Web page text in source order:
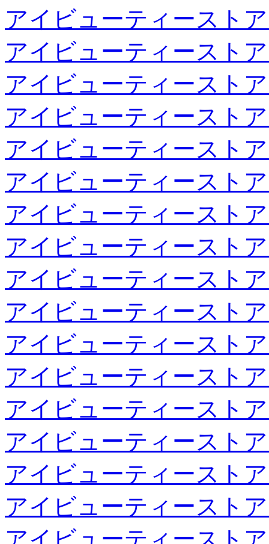
アイビューティースト
アイビューティースト
アイビューティースト
アイビューティースト
アイビューティースト
アイビューティースト
アイビューティースト
アイビューティースト
アイビューティースト
アイビューティースト
アイビューティースト
アイビューティースト
アイビューティースト
アイビューティースト
アイビューティースト
アイビューティースト